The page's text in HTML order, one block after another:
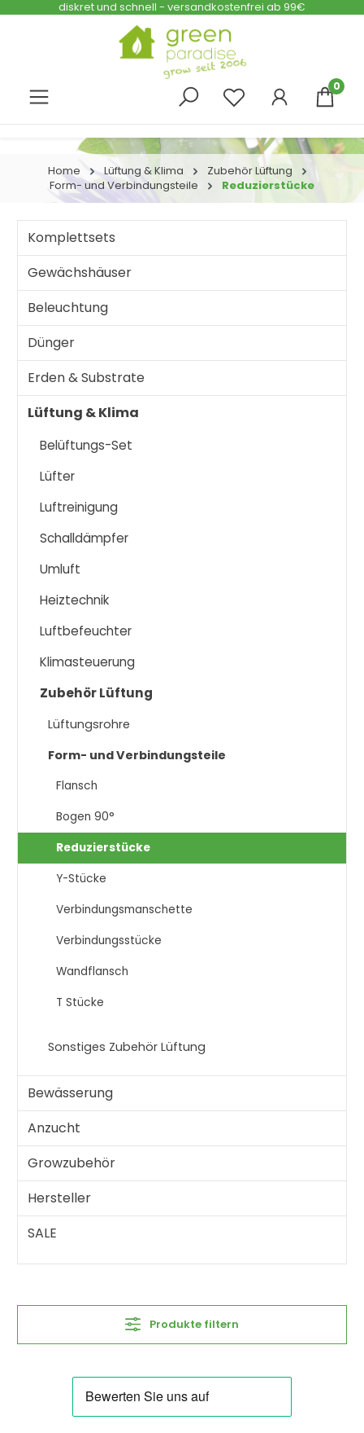
Zum Hauptinhalt springen
diskret und schnell - versandkostenfrei ab 99€
0
Home Lüftung & Klima
Zubehör Lüftung
Form- und Verbindungsteile
Reduzierstücke
Komplettsets
Gewächshäuser
Beleuchtung
Dünger
Erden & Substrate
Lüftung & Klima
Belüftungs-Set
Lüfter
Luftreinigung
Schalldämpfer
Umluft
Heiztechnik
Luftbefeuchter
Klimasteuerung
Zubehör Lüftung
Lüftungsrohre
Form- und Verbindungsteile
Flansch
Bogen 90°
Reduzierstücke
Y-Stücke
Verbindungsmanschette
Verbindungsstücke
Wandflansch
T Stücke
Sonstiges Zubehör Lüftung
Bewässerung
Anzucht
Growzubehör
Hersteller
SALE
Produkte filtern